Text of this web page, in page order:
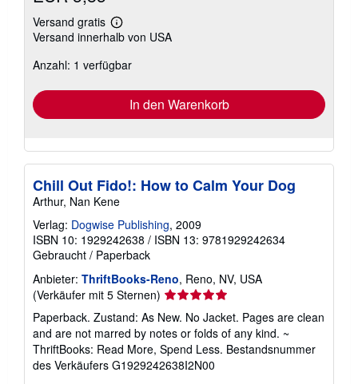
Versand gratis
Weitere
Informationen
Versandkosten
Versand innerhalb von USA
Anzahl: 1 verfügbar
In den Warenkorb
Chill Out Fido!: How to Calm Your Dog
Arthur, Nan Kene
Verlag: Dogwise Publishing, 2009
ISBN 10: 1929242638 / ISBN 13: 9781929242634
Gebraucht / Paperback
Anbieter: ThriftBooks-Reno, Reno, NV, USA
(Verkäufer mit 5 Sternen) Verkäuferbewertung
5
von
5
Sternen
Paperback. Zustand: As New. No Jacket. Pages are clean
and are not marred by notes or folds of any kind. ~
ThriftBooks: Read More, Spend Less. Bestandsnummer
des Verkäufers G1929242638I2N00